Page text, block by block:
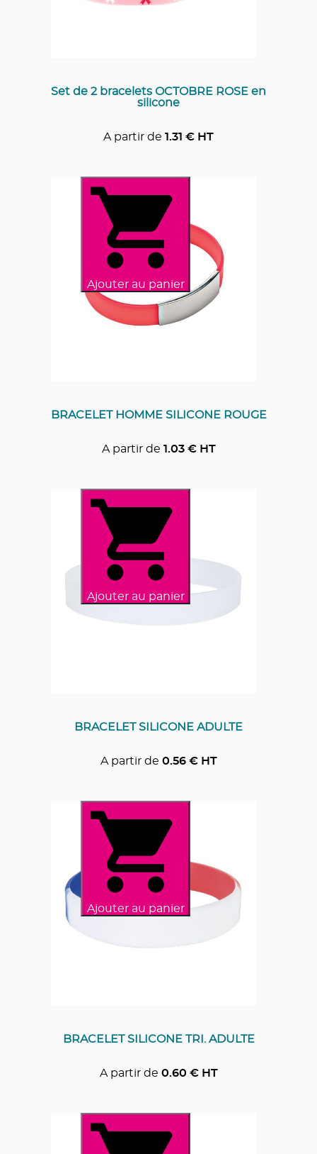
Set de 2 bracelets OCTOBRE ROSE en
silicone
A partir de 1.31 € HT
Ajouter au panier
BRACELET HOMME SILICONE ROUGE
A partir de 1.03€ HT
Ajouter au panier
BRACELET SILICONE ADULTE
A partir de 0.56€ HT
Ajouter au panier
BRACELET SILICONE TRI. ADULTE
A partir de 0.60 € HT